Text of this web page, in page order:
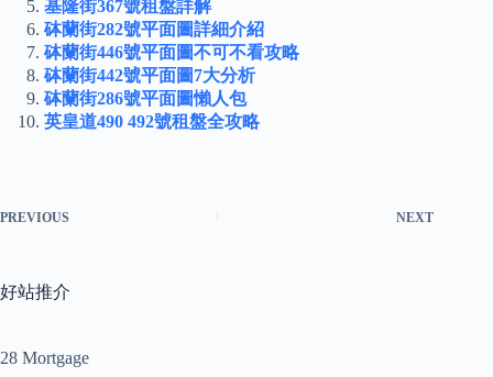
基隆街367號租盤詳解
砵蘭街282號平面圖詳細介紹
砵蘭街446號平面圖不可不看攻略
砵蘭街442號平面圖7大分析
砵蘭街286號平面圖懶人包
英皇道490 492號租盤全攻略
PREVIOUS NEXT
好站推介
28 Mortgage